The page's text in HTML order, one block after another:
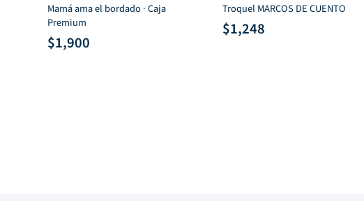
Mamá ama el bordado · Caja
Premium
$1,900
Troquel MARCOS DE CUENTO
$1,248